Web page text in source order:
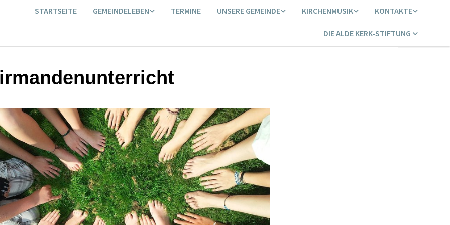
STARTSEITE GEMEINDELEBEN TERMINE UNSERE GEMEINDE KIRCHENMUSIK KONTAKTE
DIE ALDE KERK-STIFTUNG